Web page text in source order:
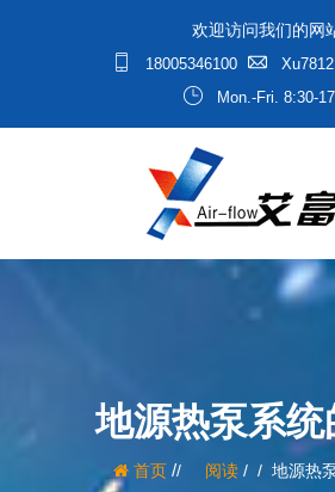
欢迎访问我们的网
18005346100
Mon.-Fri. 8:30-
地源热泵系统
首页/ 阅读/ 地源热